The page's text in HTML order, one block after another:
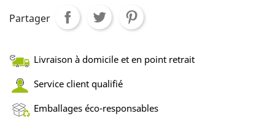
Partager
Livraison à domicile et en point retrait
Service client qualifié
Emballages éco-responsables